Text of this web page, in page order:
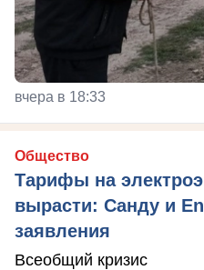
вчера в 18:33
Общество
Тарифы на
вырасти: Санду и
заявления
Всеобщий кризис